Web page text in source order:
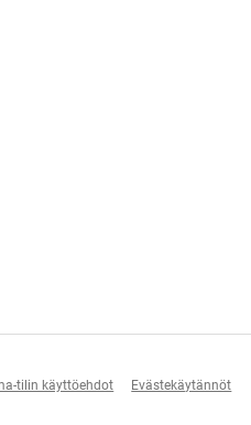
tilin käyttöehdot
Evästekäytännöt